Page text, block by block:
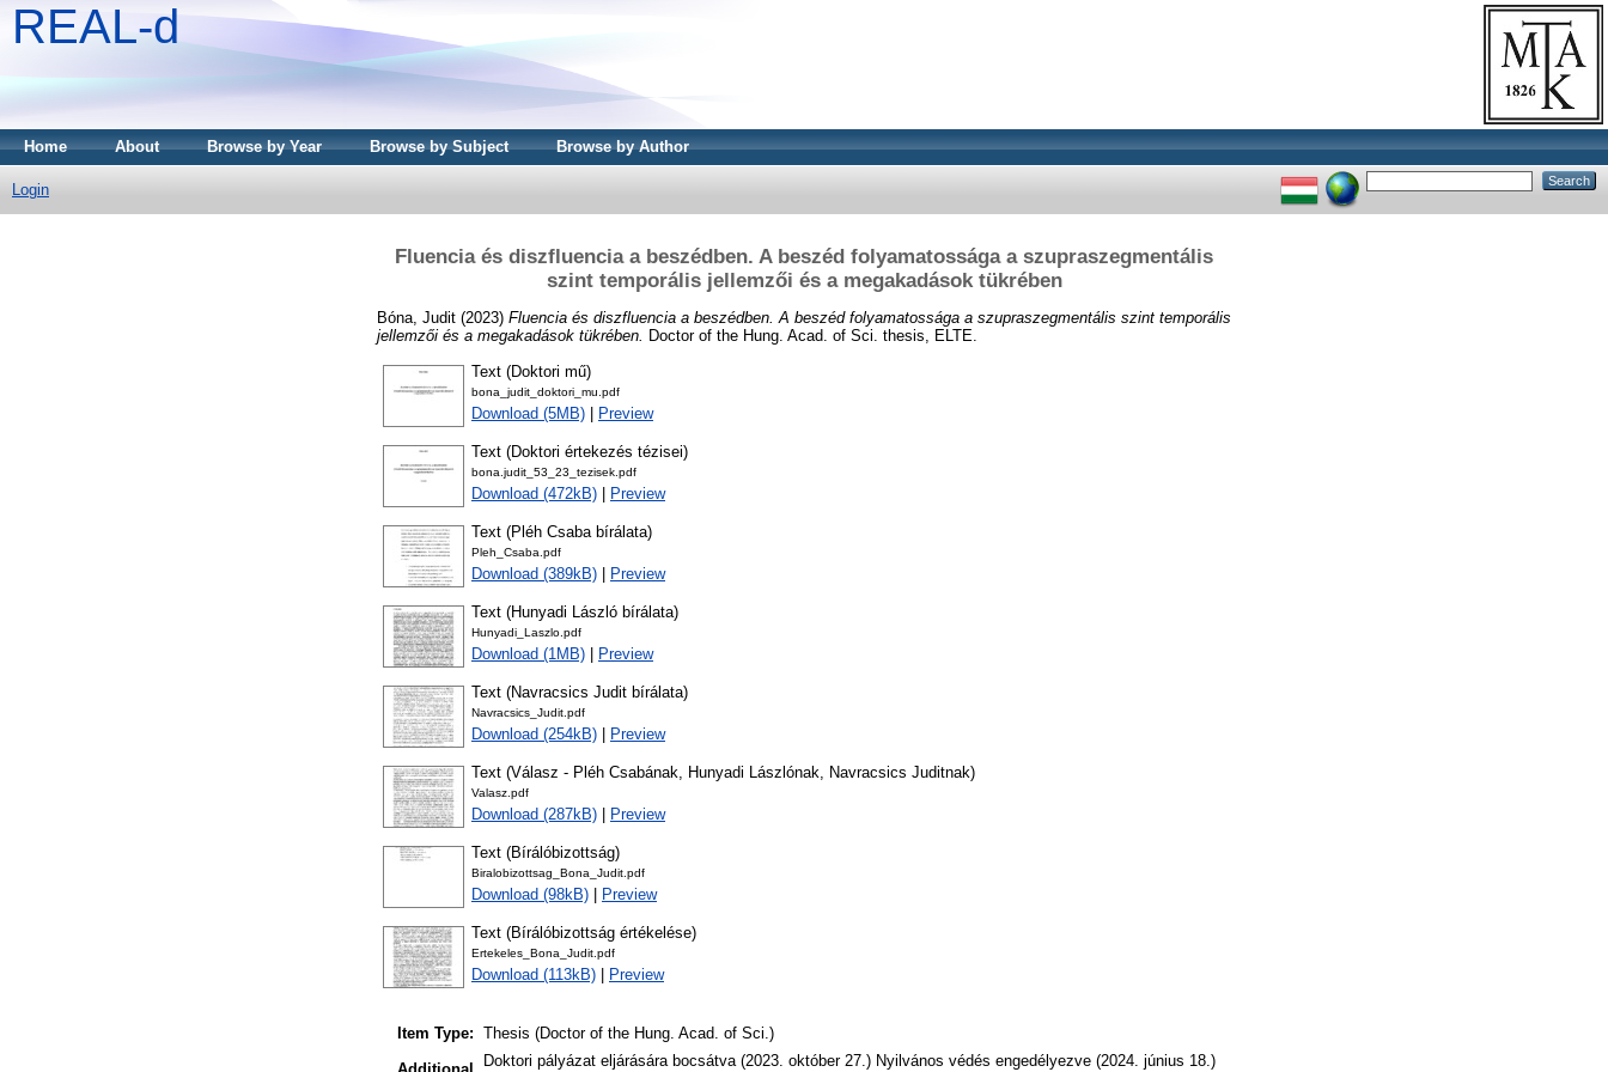
REAL-d
Home About Browse by Year Browse by Subject Browse by Author
Login
Fluencia és diszfluencia a beszédben. A beszéd folyamatossága a szupraszegmentális
szint temporális jellemzői és a megakadások tükrében
Bóna, Judit (2023) Fluencia és diszfluencia a beszédben. A beszéd folyamatossága a szupraszegmentális szint temporális
jellemzői és a megakadások tükrében. Doctor of the Hung. Acad. of Sci. thesis, ELTE.
Text (Doktori mű)
bona_judit_doktori_mu.pdf
Download (5MB) Preview
Text (Doktori értekezés tézisei)
bona.judit_53_23_tezisek.pdf
Download (472kB) Preview
Text (Pléh Csaba bírálata)
Pleh_Csaba.pdf
Download (389kB) Preview
Text (Hunyadi László bírálata)
Hunyadi_Laszlo.pdf
Download (1MB) Preview
Text (Navracsics Judit bírálata)
Navracsics_Judit.pdf
Download (254kB) Preview
Text (Válasz - Pléh Csabának, Hunyadi Lászlónak, Navracsics Juditnak)
Valasz.pdf
Download (287kB) Preview
Text (Bírálóbizottság)
Biralobizottsag_Bona_Judit.pdf
Download (98kB) Preview
Text (Bírálóbizottság értékelése)
Ertekeles_Bona_Judit.pdf
Download (113kB) Preview
Item Type: Thesis (Doctor of the Hung. Acad. of Sci.)
Doktori pályázat eljárására bocsátva (2023. október 27.) Nyilvános védés engedélyezve (2024. június 18.)